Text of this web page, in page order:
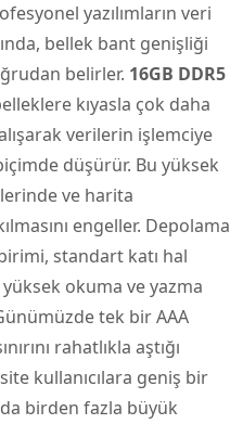
yazılımların veri
bellek bant genişliği
belirler. 16GB DDR5
kıyasla çok daha
verilerin işlemciye
düşürür. Bu yüksek
ve harita
engeller. Depolama
standart katı hal
okuma ve yazma
tek bir AAA
rahatlıkla aştığı
kullanıcılara geniş bir
birden fazla büyük